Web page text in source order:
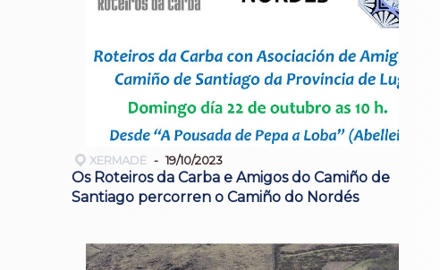
XERMADE 19/10/2023
Os Roteiros da Carba e Amigos do Camiño de
Santiago percorren o Camiño do Nordés